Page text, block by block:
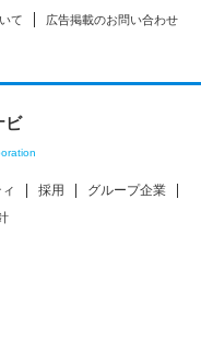
て 広告掲載のお問い合わせ
ビ
採用
グループ企業